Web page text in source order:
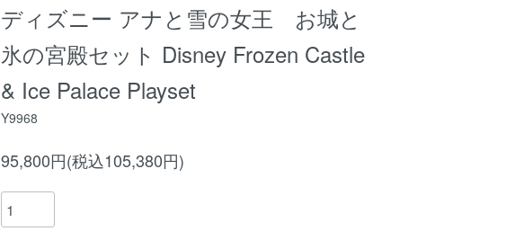
ディズニー アナと雪の女王 お城と
氷の宮殿セット Disney Frozen Castle
& Ice Palace Playset
Y9968
95,800円(税込105,380円)